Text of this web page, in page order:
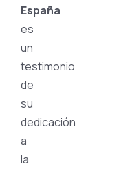
España
es
un
testimonio
de
su
dedicación
a
la